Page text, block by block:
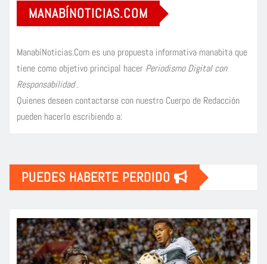
MANABÍNOTICIAS.COM
ManabíNoticias.Com es una propuesta informativa manabita que
tiene como objetivo principal hacer Periodismo Digital con
Responsabilidad.
Quienes deseen contactarse con nuestro Cuerpo de Redacción
pueden hacerlo escribiendo a:
PUEDES HABERTE PERDIDO